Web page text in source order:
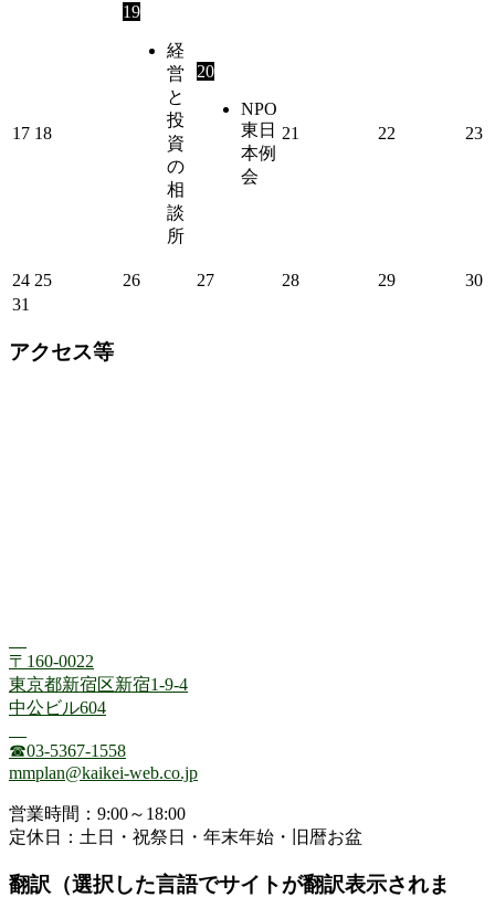
17 18
19
経
営
と
投
資
の
相
談
所
20
NPO
東日
本例
会
21 22 23
24 25 26 27 28 29
30
31
アクセス等
〒160-0022
東京都新宿区新宿1-9-4
中公ビル604
☎03-5367-1558
mmplan@kaikei-web.co.jp
営業時間：9:00～18:00
定休日：土日・祝祭日・年末年始・旧暦お盆
翻訳（選択した言語でサイトが翻訳表示されま